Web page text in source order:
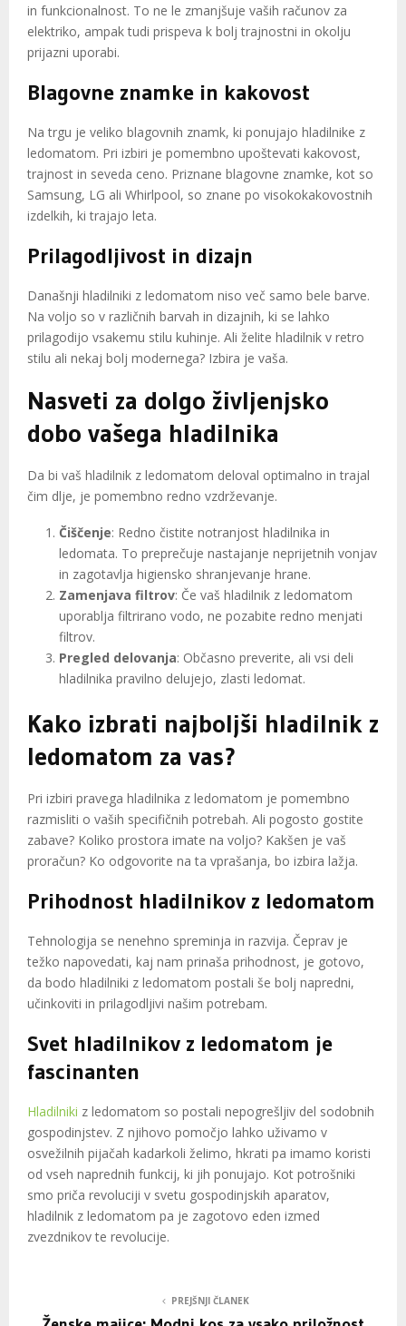
in funkcionalnost. To ne le zmanjšuje vaših računov za
elektriko, ampak tudi prispeva k bolj trajnostni in okolju
prijazni uporabi.
Blagovne znamke in kakovost
Na trgu je veliko blagovnih znamk, ki ponujajo hladilnike z
ledomatom. Pri izbiri je pomembno upoštevati kakovost,
trajnost in seveda ceno. Priznane blagovne znamke, kot so
Samsung, LG ali Whirlpool, so znane po visokokakovostnih
izdelkih, ki trajajo leta.
Prilagodljivost in dizajn
Današnji hladilniki z ledomatom niso več samo bele barve.
Na voljo so v različnih barvah in dizajnih, ki se lahko
prilagodijo vsakemu stilu kuhinje. Ali želite hladilnik v retro
stilu ali nekaj bolj modernega? Izbira je vaša.
Nasveti za dolgo življenjsko
dobo vašega hladilnika
Da bi vaš hladilnik z ledomatom deloval optimalno in trajal
čim dlje, je pomembno redno vzdrževanje.
Čiščenje: Redno čistite notranjost hladilnika in
ledomata. To preprečuje nastajanje neprijetnih vonjav
in zagotavlja higiensko shranjevanje hrane.
Zamenjava filtrov: Če vaš hladilnik z ledomatom
uporablja filtrirano vodo, ne pozabite redno menjati
filtrov.
Pregled delovanja: Občasno preverite, ali vsi deli
hladilnika pravilno delujejo, zlasti ledomat.
Kako izbrati najboljši hladilnik z
ledomatom za vas?
Pri izbiri pravega hladilnika z ledomatom je pomembno
razmisliti o vaših specifičnih potrebah. Ali pogosto gostite
zabave? Koliko prostora imate na voljo? Kakšen je vaš
proračun? Ko odgovorite na ta vprašanja, bo izbira lažja.
Prihodnost hladilnikov z ledomatom
Tehnologija se nenehno spreminja in razvija. Čeprav je
težko napovedati, kaj nam prinaša prihodnost, je gotovo,
da bodo hladilniki z ledomatom postali še bolj napredni,
učinkoviti in prilagodljivi našim potrebam.
Svet hladilnikov z ledomatom je
fascinanten
Hladilniki z ledomatom so postali nepogrešljiv del sodobnih
gospodinjstev. Z njihovo pomočjo lahko uživamo v
osvežilnih pijačah kadarkoli želimo, hkrati pa imamo koristi
od vseh naprednih funkcij, ki jih ponujajo. Kot potrošniki
smo priča revoluciji v svetu gospodinjskih aparatov,
hladilnik z ledomatom pa je zagotovo eden izmed
zvezdnikov te revolucije.
PREJŠNJI ČLANEK